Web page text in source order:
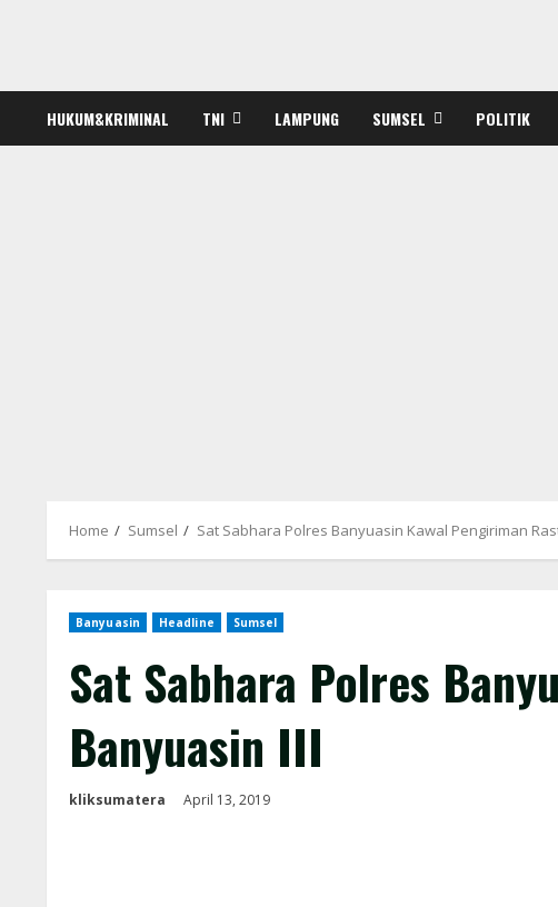
HUKUM&KRIMINAL TNI LAMPUNG SUMSEL POLITIK
Home Sumsel Sat Sabhara Polres Banyuasin Kawal Pengiriman
Banyuasin Headline Sumsel
Sat Sabhara Polres
Banyuasin III
kliksumatera April 13, 2019